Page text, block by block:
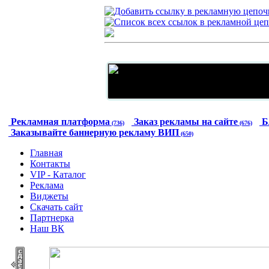
Рекламная платформа (736) Заказ рекламы на сайте (676)
Заказывайте баннерную рекламу ВИП (650)
Главная
Контакты
VIP - Каталог
Реклама
Виджеты
Скачать сайт
Партнерка
Наш ВК